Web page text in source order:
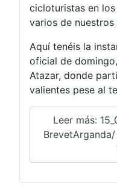
cicloturistas en
varios de nuestros
Aquí tenéis la
oficial de
Atazar, donde
valientes pese al
Leer más: